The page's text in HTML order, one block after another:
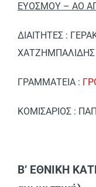
ΕΥΟΣΜΟΥ – ΑΟ
ΔΙΑΙΤΗΤΕΣ :
ΧΑΤΖΗΜΠΑΛΙΔΗΣ
ΓΡΑΜΜΑΤΕΙΑ :
ΚΟΜΙΣΑΡΙΟΣ :
Β’ ΕΘΝΙΚΗ